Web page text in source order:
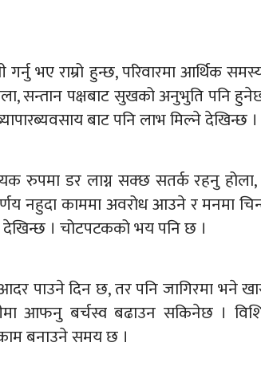
भए राम्रो हुन्छ, परिवारमा आर्थिक
सन्तान पक्षबाट सुखको अनुभुति पनि
बाट पनि लाभ मिल्ने देखिन्छ ।
रुपमा डर लाग्न सक्छ सतर्क रहनु
नहुदा काममा अवरोध आउने र मनमा
। चोटपटकको भय पनि छ ।
पाउने दिन छ, तर पनि जागिरमा भने
आफनु बर्चस्व बढाउन सकिनेछ ।
बनाउने समय छ ।